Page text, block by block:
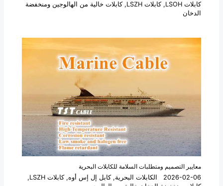
كابلات LSOH
,كابلات LSZH ,كابلات خالية من الهالوجين ومنخفضة
الدخان
معايير التصميم ومتطلبات السلامة للكابلات البحرية
2026-02-06 الكابلات البحرية,كابل إل إس أوه,كابلات LSZH
,